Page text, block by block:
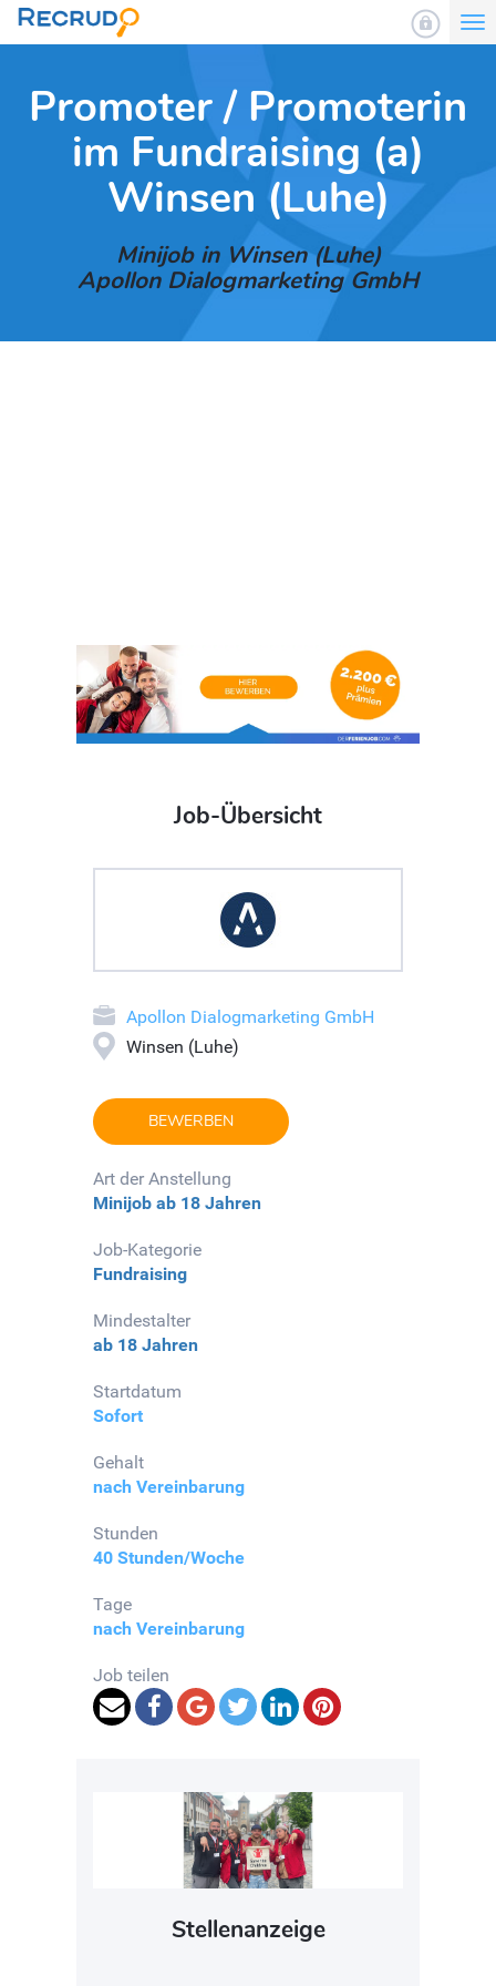
Promoter / Promoterin
im Fundraising (a)
Winsen (Luhe)
Minijob in Winsen (Luhe)
Apollon Dialogmarketing GmbH
Job-Übersicht
Apollon Dialogmarketing GmbH
Winsen (Luhe)
BEWERBEN
Art der Anstellung
Minijob ab 18 Jahren
Job-Kategorie
Fundraising
Mindestalter
ab 18 Jahren
Startdatum
Sofort
Gehalt
nach Vereinbarung
Stunden
40 Stunden/Woche
Tage
nach Vereinbarung
Job teilen
Stellenanzeige